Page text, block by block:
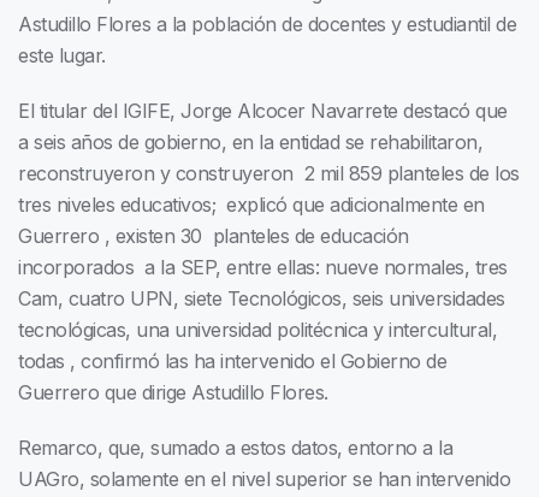
Astudillo Flores a la población de docentes y estudiantil de
este lugar.
El titular del IGIFE, Jorge Alcocer Navarrete destacó que
a seis años de gobierno, en la entidad se rehabilitaron,
reconstruyeron y construyeron 2 mil 859 planteles de los
tres niveles educativos; explicó que adicionalmente en
Guerrero , existen 30 planteles de educación
incorporados a la SEP, entre ellas: nueve normales, tres
Cam, cuatro UPN, siete Tecnológicos, seis universidades
tecnológicas, una universidad politécnica y intercultural,
todas , confirmó las ha intervenido el Gobierno de
Guerrero que dirige Astudillo Flores.
Remarco, que, sumado a estos datos, entorno a la
UAGro, solamente en el nivel superior se han intervenido